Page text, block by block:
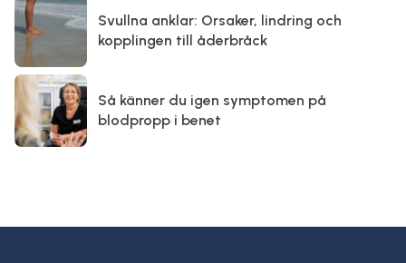
Svullna anklar: Orsaker, lindring och
kopplingen till åderbråck
Så känner du igen symptomen på
blodpropp i benet